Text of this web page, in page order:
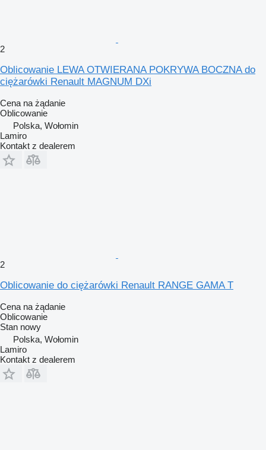
2
Oblicowanie LEWA OTWIERANA POKRYWA BOCZNA do
ciężarówki Renault MAGNUM DXi
Cena na żądanie
Oblicowanie
Polska, Wołomin
Lamiro
Kontakt z dealerem
2
Oblicowanie do ciężarówki Renault RANGE GAMA T
Cena na żądanie
Oblicowanie
Stan nowy
Polska, Wołomin
Lamiro
Kontakt z dealerem